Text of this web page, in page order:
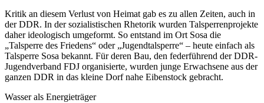
Kritik an diesem Verlust von Heimat gab es zu allen Zeiten, auch in
der DDR. In der sozialistischen Rhetorik wurden Talsperrenprojekte
daher ideologisch umgeformt. So entstand im Ort Sosa die
„Talsperre des Friedens“ oder „Jugendtalsperre“ – heute einfach als
Talsperre Sosa bekannt. Für deren Bau, den federführend der DDR-
Jugendverband FDJ organisierte, wurden junge Erwachsene aus der
ganzen DDR in das kleine Dorf nahe Eibenstock gebracht.
Wasser als Energieträger